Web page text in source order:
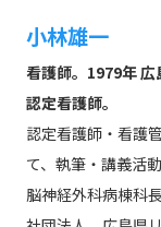
小林雄一
看護師。1979年
認定看護師。
認定看護師・看護
て、執筆・講義活
脳神経外科病棟科